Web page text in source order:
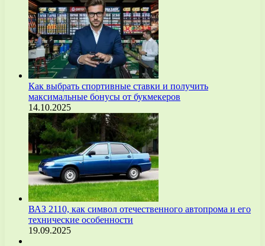
Как выбрать спортивные ставки и получить
максимальные бонусы от букмекеров
14.10.2025
ВАЗ 2110, как символ отечественного автопрома и его
технические особенности
19.09.2025